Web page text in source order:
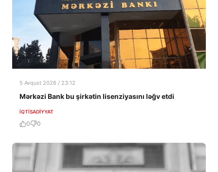
5 Avqust 2026 / 23:12
Mərkəzi Bank bu şirkətin lisenziyasını ləğv etdi
İQTISADIYYAT
0 0